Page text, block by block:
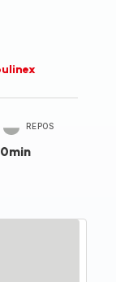
REPOS
0min